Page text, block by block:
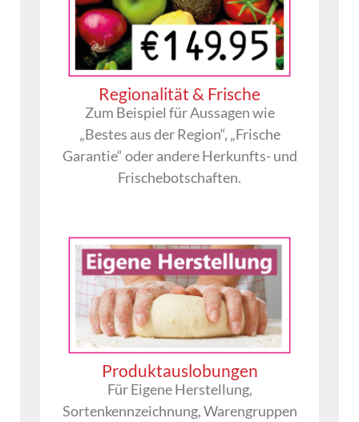
Regionalität & Frische
Zum Beispiel für Aussagen wie
„Bestes aus der Region“, „Frische
Garantie“ oder andere Herkunfts- und
Frischebotschaften.
Produktauslobungen
Für Eigene Herstellung,
Sortenkennzeichnung, Warengruppen